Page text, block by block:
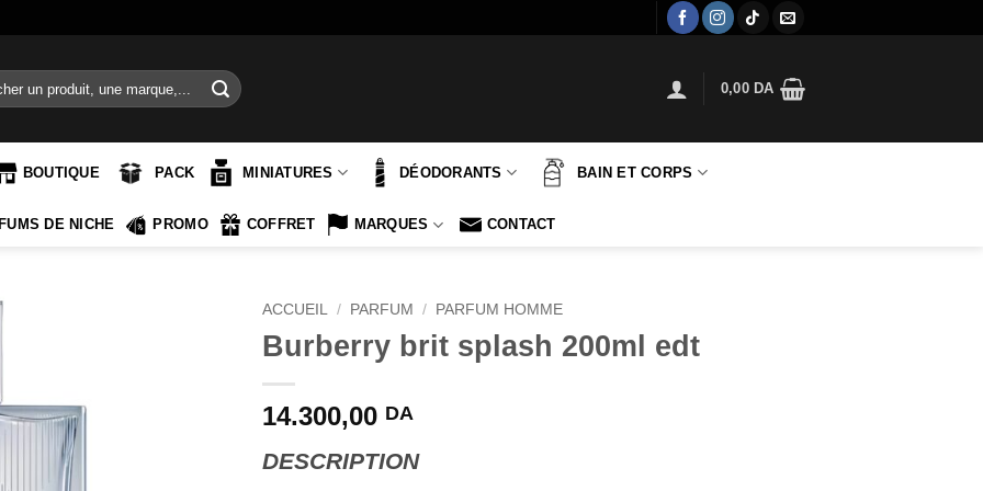
0,00 DA
BOUTIQUE PACK MINIATURES DÉODORANTS BAIN ET CORPS
DE NICHE PROMO COFFRET MARQUES CONTACT
ACCUEIL / PARFUM / PARFUM HOMME
Burberry brit splash 200ml edt
14.300,00 DA
DESCRIPTION